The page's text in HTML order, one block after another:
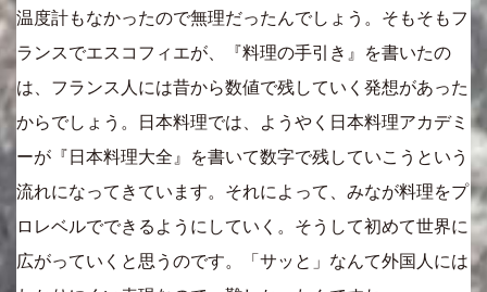
温度計もなかったので無理だったんでしょう。そもそもフ
ランスでエスコフィエが、『料理の手引き』を書いたの
は、フランス人には昔から数値で残していく発想があった
からでしょう。日本料理では、ようやく日本料理アカデミ
ーが『日本料理大全』を書いて数字で残していこうという
流れになってきています。それによって、みなが料理をプ
ロレベルでできるようにしていく。そうして初めて世界に
広がっていくと思うのです。「サッと」なんて外国人には